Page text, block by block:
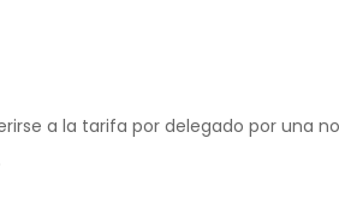
a la tarifa por delegado por una